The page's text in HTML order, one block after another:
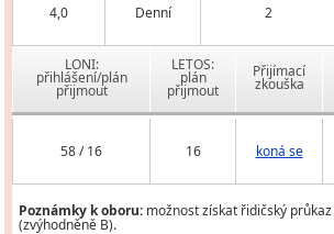
4,0 Denní 2
LONI:
přihlášení/plán
přijmout
LETOS:
plán
přijmout
Přijímací
zkouška
58 / 16 16 koná se
Poznámky k oboru: možnost získat řidičský
(zvýhodněně B).